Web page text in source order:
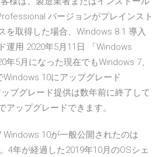
バージョンがプレインスト
を取得した場合、Windows 8.1 導入
運用 2020年5月11日 「Windows
年5月になった現在でもWindows 7、
10にアップグレード
プグレード提供は数年前に終了して
アップグレードできます。
10が一般公開されたのは
4年が経過した2019年10月のOSシェ